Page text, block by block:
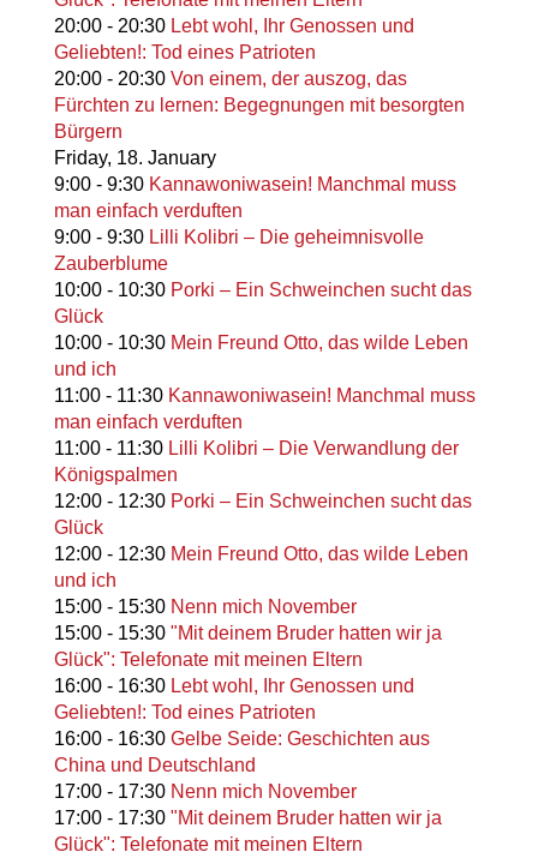
20:00- 20:30 Lebt wohl, Ihr Genossen und
Geliebten!: Tod eines Patrioten
20:00- 20:30 Von einem, der auszog, das
Fürchten zu lernen: Begegnungen mit besorgten
Bürgern
Friday, 18. January
9:00- 9:30 Kannawoniwasein! Manchmal muss
man einfach verduften
9:00- 9:30 Lilli Kolibri – Die geheimnisvolle
Zauberblume
10:00- 10:30 Porki – Ein Schweinchen sucht das
Glück
10:00- 10:30 Mein Freund Otto, das wilde Leben
und ich
11:00- 11:30 Kannawoniwasein! Manchmal muss
man einfach verduften
11:00- 11:30 Lilli Kolibri – Die Verwandlung der
Königspalmen
12:00- 12:30 Porki – Ein Schweinchen sucht das
Glück
12:00- 12:30 Mein Freund Otto, das wilde Leben
und ich
15:00- 15:30 Nenn mich November
15:00- 15:30 "Mit deinem Bruder hatten wir ja
Glück": Telefonate mit meinen Eltern
16:00- 16:30 Lebt wohl, Ihr Genossen und
Geliebten!: Tod eines Patrioten
16:00- 16:30 Gelbe Seide: Geschichten aus
China und Deutschland
17:00- 17:30 Nenn mich November
17:00- 17:30 "Mit deinem Bruder hatten wir ja
Glück": Telefonate mit meinen Eltern